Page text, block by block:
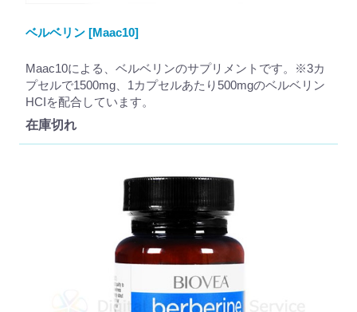
ベルベリン [Maac10]
Maac10による、ベルベリンのサプリメントです。※3カ
プセルで1500mg、1カプセルあたり500mgのベルベリン
HCIを配合しています。
在庫切れ